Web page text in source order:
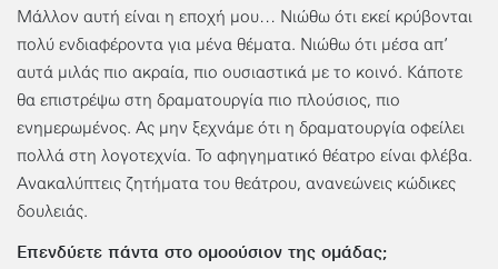
Μάλλον αυτή είναι η εποχή μου… Νιώθω ότι εκεί κρύβονται
πολύ ενδιαφέροντα για μένα θέματα. Νιώθω ότι μέσα απ’
αυτά μιλάς πιο ακραία, πιο ουσιαστικά με το κοινό. Κάποτε
θα επιστρέψω στη δραματουργία πιο πλούσιος, πιο
ενημερωμένος. Ας μην ξεχνάμε ότι η δραματουργία οφείλει
πολλά στη λογοτεχνία. Το αφηγηματικό θέατρο είναι φλέβα.
Ανακαλύπτεις ζητήματα του θεάτρου, ανανεώνεις κώδικες
δουλειάς.
Επενδύετε πάντα στο ομοούσιον της ομάδας;